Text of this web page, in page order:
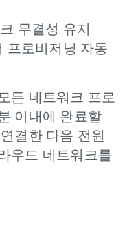
무결성 유지
프로비저닝 자동
든 네트워크 프로
이내에 완료할
결한 다음 전원
우드 네트워크를